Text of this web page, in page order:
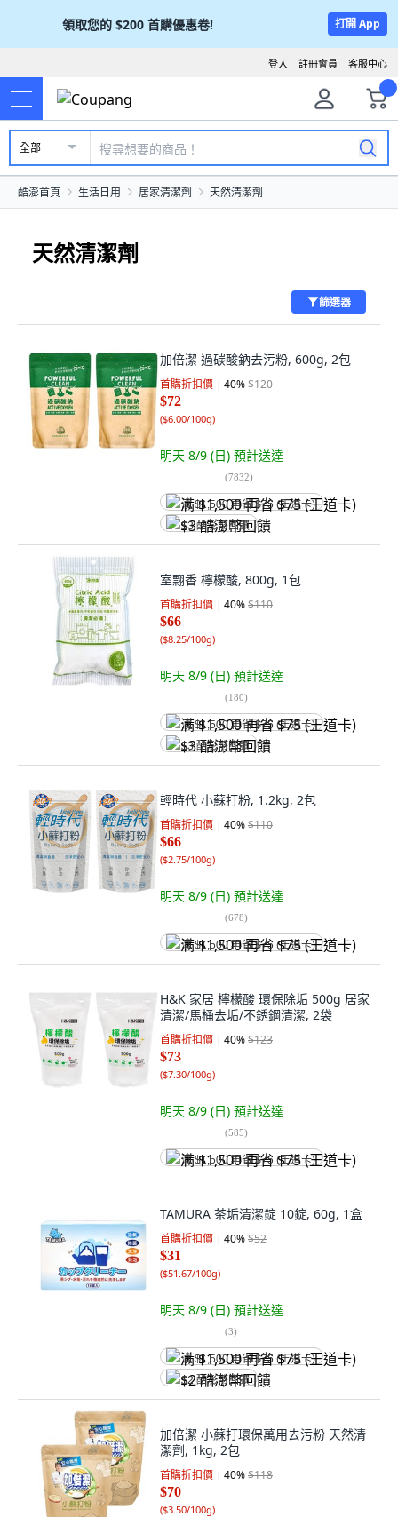
領取您的 $200 首購優惠卷! 打開 App
客服中心
註冊會員
登入
全部
酷澎首頁 生活日用 居家清潔劑 天然清潔劑
天然清潔劑
篩選器
加倍潔 過碳酸鈉去污粉, 600g, 2包
首購折扣價 40%$120
$72
($6.00/100g)
明天 8/9 (日) 預計送達
(7832)
满 $1,500 再省 $75 (王道卡)
$3 酷澎幣回饋
室翲香 檸檬酸, 800g, 1包
首購折扣價 40%$110
$66
($8.25/100g)
明天 8/9 (日) 預計送達
(180)
满 $1,500 再省 $75 (王道卡)
$3 酷澎幣回饋
輕時代 小蘇打粉, 1.2kg, 2包
首購折扣價 40%$110
$66
($2.75/100g)
明天 8/9 (日) 預計送達
(678)
满 $1,500 再省 $75 (王道卡)
H&K 家居 檸檬酸 環保除垢 500g 居家
清潔/馬桶去垢/不銹鋼清潔, 2袋
首購折扣價 40%$123
$73
($7.30/100g)
明天 8/9 (日) 預計送達
(585)
满 $1,500 再省 $75 (王道卡)
TAMURA 茶垢清潔錠 10錠, 60g, 1盒
首購折扣價 40%$52
$31
($51.67/100g)
明天 8/9 (日) 預計送達
(3)
满 $1,500 再省 $75 (王道卡)
$2 酷澎幣回饋
加倍潔 小蘇打環保萬用去污粉 天然清
潔劑, 1kg, 2包
首購折扣價 40%$118
$70
($3.50/100g)